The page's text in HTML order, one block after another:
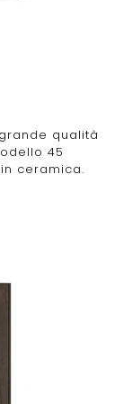
qualità
45
ceramica.